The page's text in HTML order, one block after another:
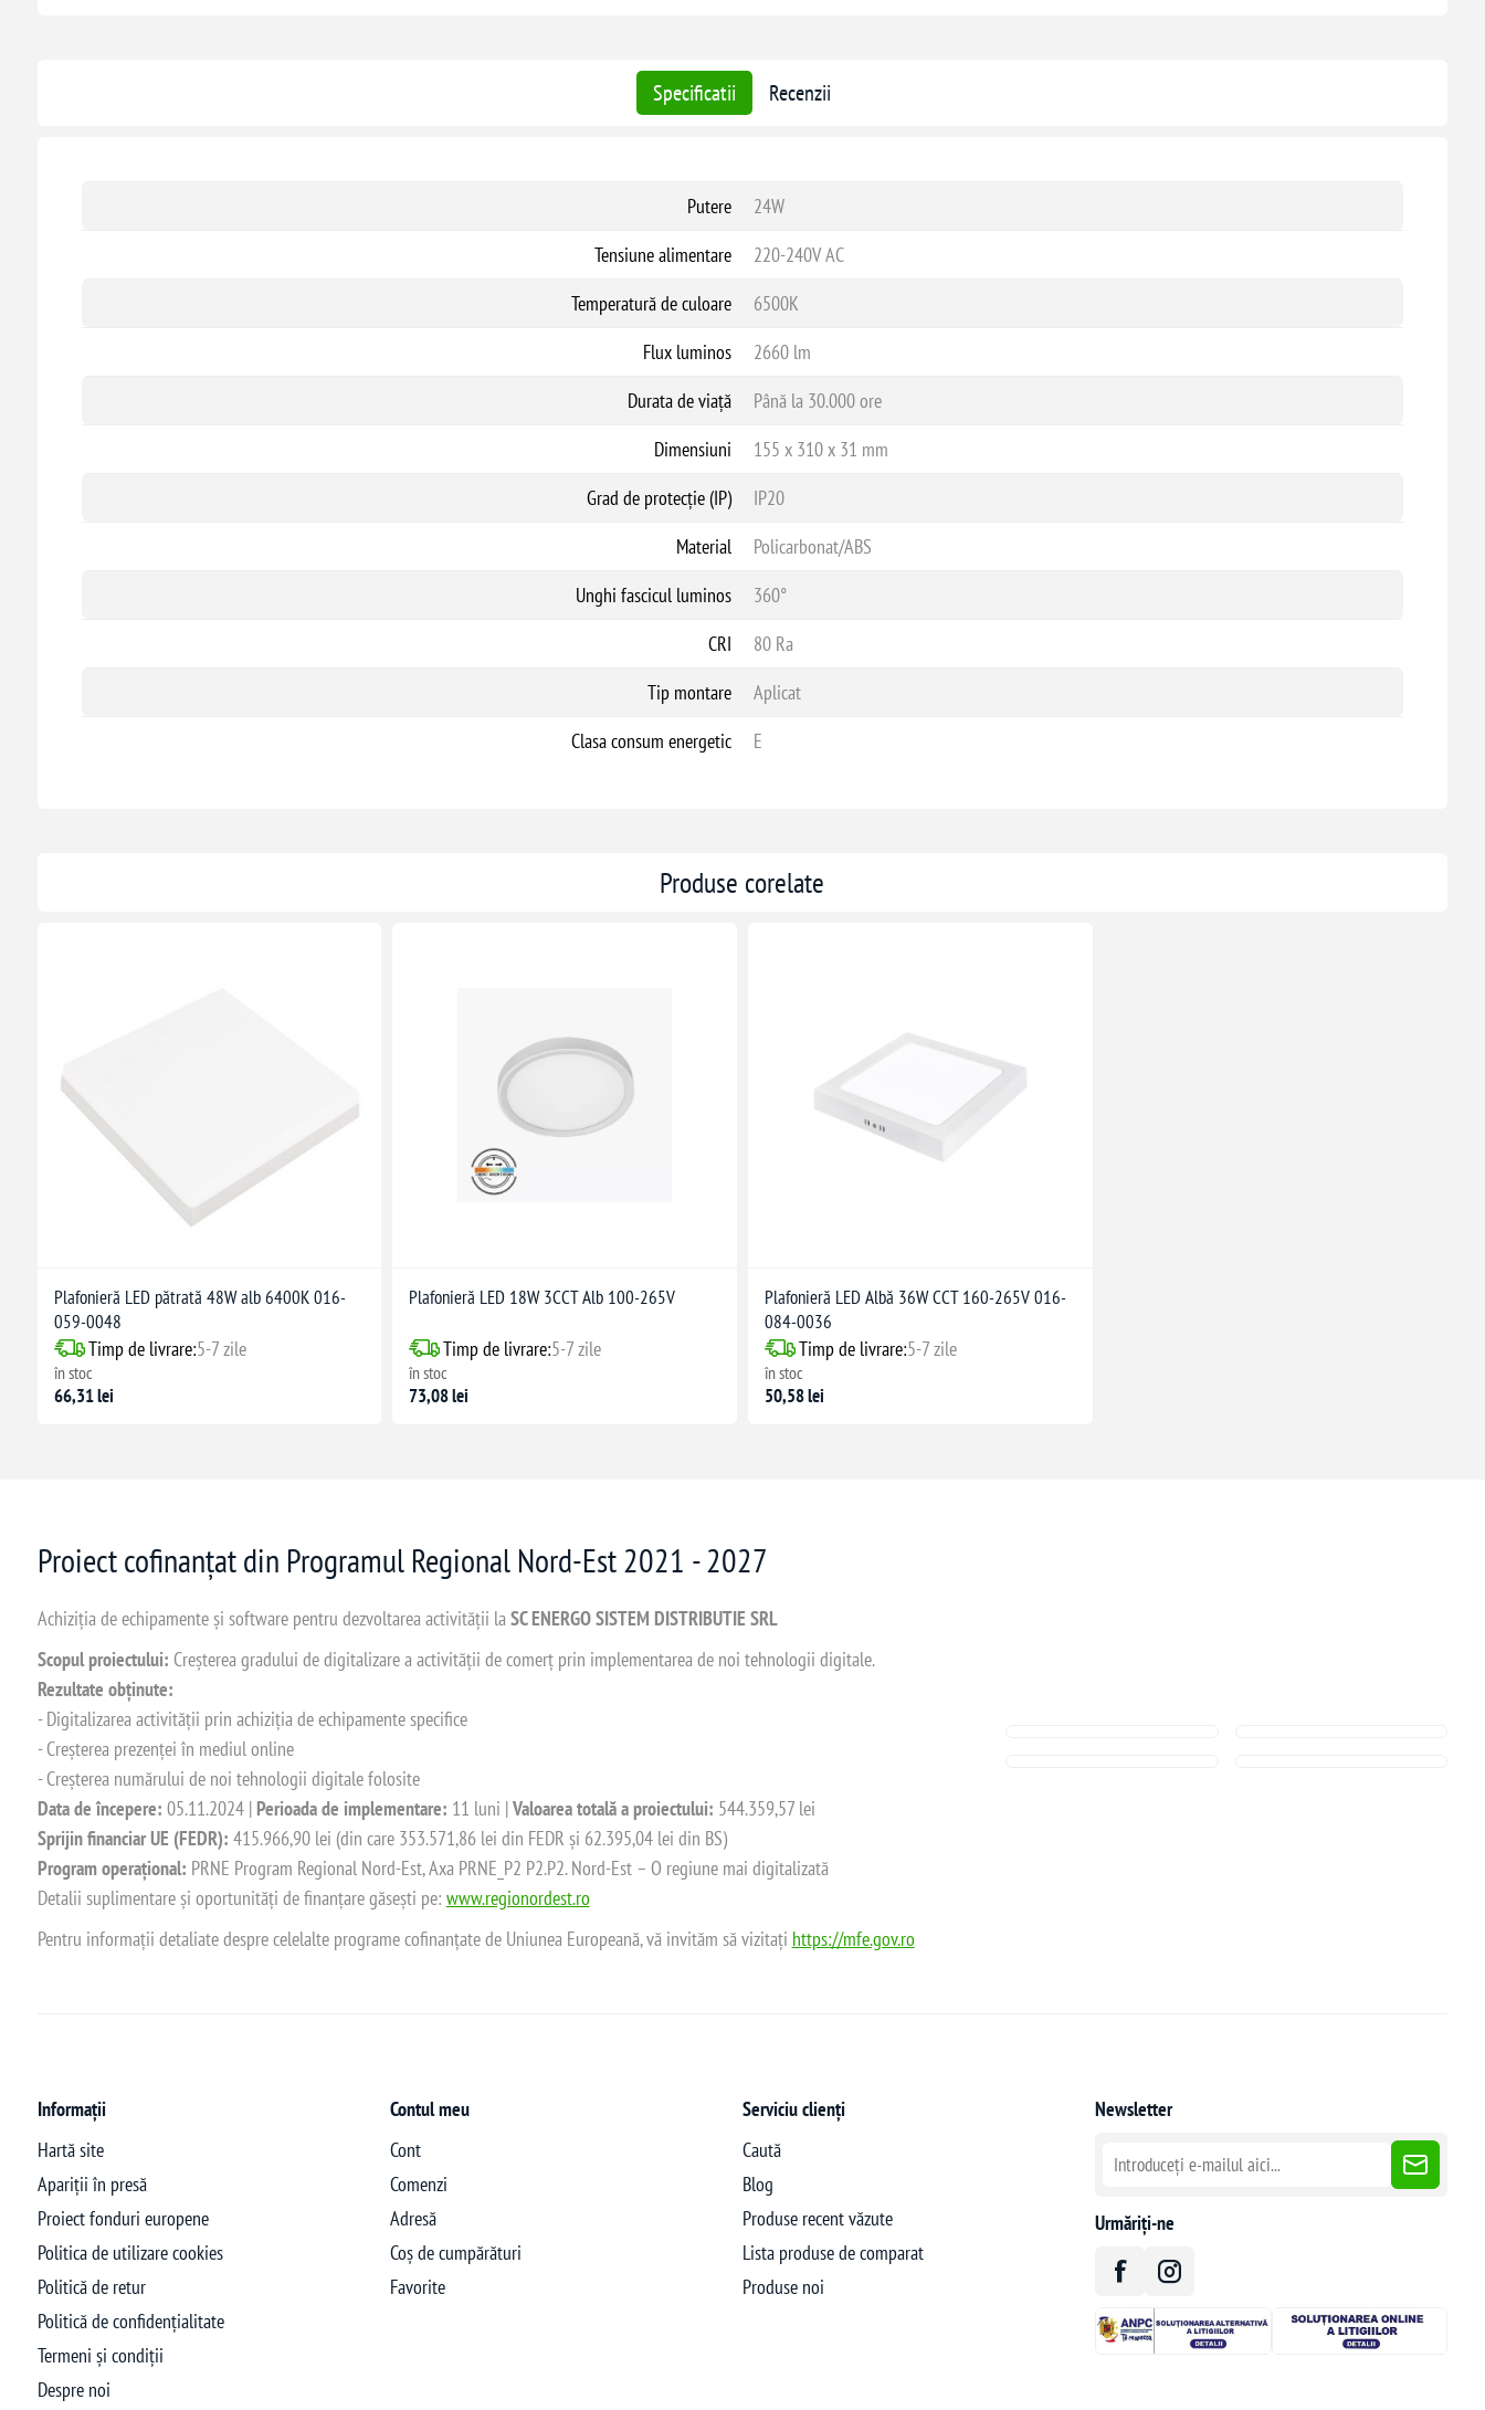
Specificatii Recenzii
Putere
24W
Tensiune alimentare
220-240V AC
Temperatură de culoare
6500K
Flux luminos
2660 lm
Durata de viață
Până la 30.000 ore
Dimensiuni
155 x 310 x 31 mm
Grad de protecție (IP)
IP20
Material
Policarbonat/ABS
Unghi fascicul luminos
360°
CRI
80 Ra
Tip montare
Aplicat
Clasa consum energetic
E
Produse corelate
Plafonieră LED pătrată 48W alb 6400K 016-
059-0048
Timp de livrare:5-7 zile
în stoc
66,31 lei
Plafonieră LED 18W 3CCT Alb 100-265V
Timp de livrare:5-7 zile
în stoc
73,08 lei
Plafonieră LED Albă 36W CCT 160-265V 016-
084-0036
Timp de livrare:5-7 zile
în stoc
50,58 lei
Proiect cofinanțat din Programul Regional Nord-Est 2021 - 2027
Achiziția de echipamente și software pentru dezvoltarea activității laSC ENERGO SISTEM DISTRIBUTIE SRL
Scopul proiectului: Creșterea gradului de digitalizare a activității de comerț prin implementarea de noi tehnologii digitale.
Rezultate obținute:
- Digitalizarea activității prin achiziția de echipamente specifice
- Creșterea prezenței în mediul online
- Creșterea numărului de noi tehnologii digitale folosite
Data de începere: 05.11.2024 | Perioada de implementare: 11 luni |Valoarea totală a proiectului: 544.359,57 lei
Sprijin financiar UE (FEDR): 415.966,90 lei (din care 353.571,86 lei din FEDR și 62.395,04 lei din BS)
Program operațional: PRNE Program Regional Nord-Est, Axa PRNE_P2 P2.P2. Nord-Est – O regiune mai digitalizată
Detalii suplimentare și oportunități de finanțare găsești pe: www.regionordest.ro
Pentru informații detaliate despre celelalte programe cofinanțate de Uniunea Europeană, vă invităm să vizitați https://mfe.gov.ro
Informații
Hartă site
Apariții în presă
Proiect fonduri europene
Politica de utilizare cookies
Politică de retur
Politică de confidențialitate
Termeni și condiții
Despre noi
Contul meu
Cont
Comenzi
Adresă
Coș de cumpărături
Favorite
Serviciu clienți
Caută
Blog
Produse recent văzute
Lista produse de comparat
Produse noi
Newsletter
Urmăriți-ne